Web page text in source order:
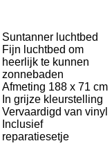
Suntanner luchtbed
Fijn luchtbed om
heerlijk te kunnen
zonnebaden
Afmeting 188 x 71 cm
In grijze kleurstelling
Vervaardigd van vinyl
Inclusief
reparatiesetje